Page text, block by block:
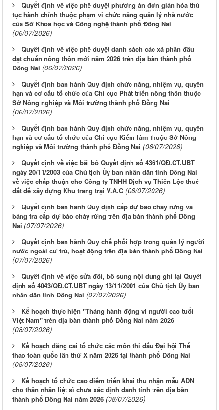
Quyết định về việc phê duyệt phương án đơn giản hóa thủ
tục hành chính thuộc phạm vi chức năng quản lý nhà nước
của Sở Khoa học và Công nghệ thành phố Đồng Nai
(06/07/2026)
Quyết định về việc phê duyệt danh sách các xã phấn đấu
đạt chuẩn nông thôn mới năm 2026 trên địa bàn thành phố
Đồng Nai (06/07/2026)
Quyết định ban hành Quy định chức năng, nhiệm vụ, quyền
hạn và cơ cấu tổ chức của Chi cục Phát triển nông thôn thuộc
Sở Nông nghiệp và Môi trường thành phố Đồng Nai
(06/07/2026)
Quyết định ban hành Quy định chức năng, nhiệm vụ, quyền
hạn và cơ cấu tổ chức của Chi cục Kiểm lâm thuộc Sở Nông
nghiệp và Môi trường thành phố Đồng Nai (06/07/2026)
Quyết định về việc bãi bỏ Quyết định số 4361/QĐ.CT.UBT
ngày 20/11/2003 của Chủ tịch Ủy ban nhân dân tỉnh Đồng Nai
về việc chấp thuận cho Công ty TNHH Dịch vụ Thiên Lộc thuê
đất để xây dựng Khu trang trại V.A.C (06/07/2026)
Quyết định ban hành Quy định cấp dự báo cháy rừng và
bảng tra cấp dự báo cháy rừng trên địa bàn thành phố Đồng
Nai (07/07/2026)
Quyết định ban hành Quy chế phối hợp trong quản lý người
nước ngoài cư trú, hoạt động trên địa bàn thành phố Đồng Nai
(07/07/2026)
Quyết định về việc sửa đổi, bổ sung nội dung ghi tại Quyết
định số 4043/QĐ.CT.UBT ngày 13/11/2001 của Chủ tịch Ủy ban
nhân dân tỉnh Đồng Nai (07/07/2026)
Kế hoạch thực hiện "Tháng hành động vì người cao tuổi
Việt Nam" trên địa bàn thành phố Đồng Nai năm 2026
(08/07/2026)
Kế hoạch đăng cai tổ chức các môn thi đấu Đại hội Thể
thao toàn quốc lần thứ X năm 2026 tại thành phố Đồng Nai
(08/07/2026)
Kế hoạch tổ chức cao điểm triển khai thu nhận mẫu ADN
cho thân nhân liệt sĩ chưa xác định danh tính trên địa bàn
thành phố Đồng Nai năm 2026 (08/07/2026)